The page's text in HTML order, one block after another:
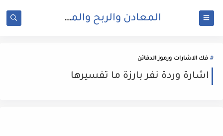
المعادن والربح والمال
فك الاشارات ورموز الدفائن
اشارة وردة نفر بارزة ما تفسيرها